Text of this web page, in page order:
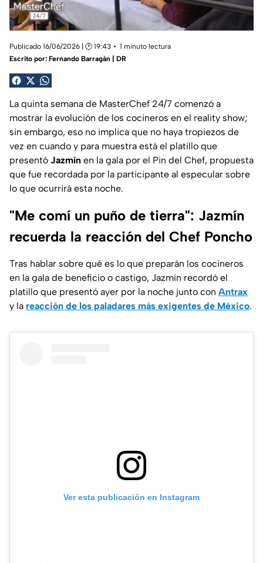
Publicado 16/06/2026 | 🕑 19:43
1 minuto lectura
Escrito por: Fernando Barragán | DR
La quinta semana de MasterChef 24/7 comenzó a
mostrar la evolución de los cocineros en el reality show;
sin embargo, eso no implica que no haya tropiezos de
vez en cuando y para muestra está el platillo que
presentó Jazmín en la gala por el Pin del Chef, propuesta
que fue recordada por la participante al especular sobre
lo que ocurrirá esta noche.
"Me comí un puño de tierra": Jazmín
recuerda la reacción del Chef Poncho
Tras hablar sobre qué es lo que preparán los cocineros
en la gala de beneficio o castigo, Jazmín recordó el
platillo que presentó ayer por la noche junto con Antrax
y la reacción de los paladares más exigentes de México.
Ver esta publicación en Instagram